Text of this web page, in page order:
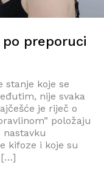
preporuci
stanje koje se
nije svaka
je riječ o
položaju
kifoze i koje su
[…]